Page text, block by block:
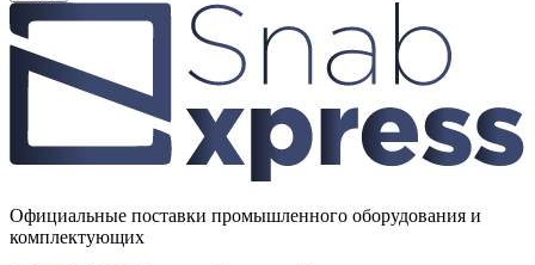
Официальные поставки промышленного оборудования и
комплектующих